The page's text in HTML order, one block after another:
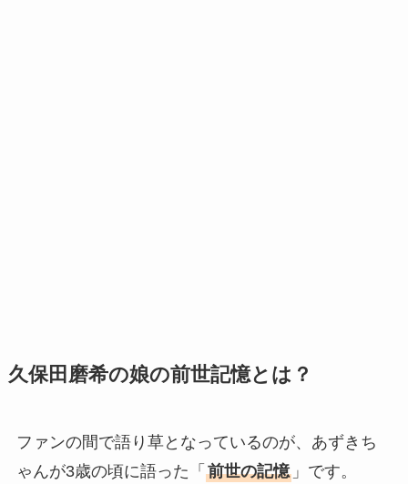
久保田磨希の娘の前世記憶とは？
ファンの間で語り草となっているのが、あずきち
ゃんが3歳の頃に語った「 前世の記憶」です。